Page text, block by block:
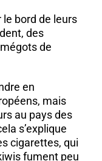
le bord de leurs
des
de
en
mais
au pays des
s’explique
cigarettes, qui
fument peu